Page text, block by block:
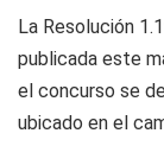
La Resolución
publicada este
el concurso se
ubicado en el